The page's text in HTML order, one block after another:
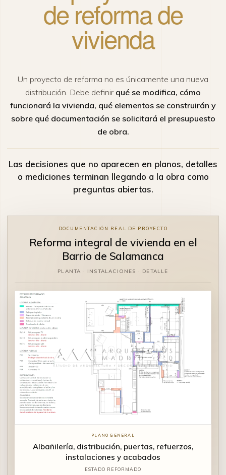
de reforma de
vivienda
Un proyecto de reforma no es únicamente una nueva
distribución. Debe definir qué se modifica, cómo
funcionará la vivienda, qué elementos se construirán y
sobre qué documentación se solicitará el presupuesto
de obra.
Las decisiones que no aparecen en planos, detalles
o mediciones terminan llegando a la obra como
preguntas abiertas.
DOCUMENTACIÓN REAL DE PROYECTO
Reforma integral de vivienda en el
Barrio de Salamanca
PLANTA · INSTALACIONES · DETALLE
PLANO GENERAL
Albañilería, distribución, puertas, refuerzos,
instalaciones y acabados
ESTADO REFORMADO